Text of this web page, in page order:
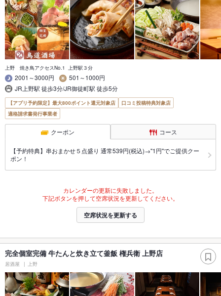
上野 焼き鳥アクセスNo.1 上野駅３分
2001～3000円
501～1000円
JR上野駅 徒歩3分/JR御徒町駅 徒歩5分
【アプリ予約限定】最大800ポイント還元対象店
口コミ投稿特典対象店
適格請求書発行事業者
クーポン コース
【予約特典】串おまかせ５点盛り 通常539円(税込)→"1円"でご提供クー
ポン！
カレンダーの更新に失敗しました。
下記ボタンを押して空席状況を更新してください。
空席状況を更新する
完全個室完備 牛たんと炊き立て釜飯 権兵衛 上野店
居酒屋 上野